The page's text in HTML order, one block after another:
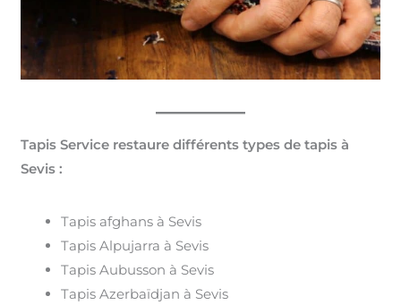
Tapis Service restaure différents types de tapis à
Sevis :
Tapis afghans à Sevis
Tapis Alpujarra à Sevis
Tapis Aubusson à Sevis
Tapis Azerbaïdjan à Sevis